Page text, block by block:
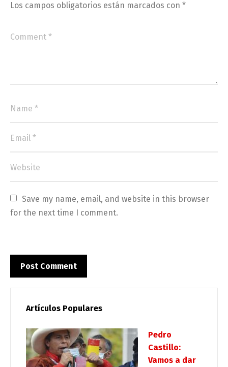
Los campos obligatorios están marcados con *
Save my name, email, and website in this browser
for the next time I comment.
Artículos Populares
Pedro
Castillo:
Vamos a dar